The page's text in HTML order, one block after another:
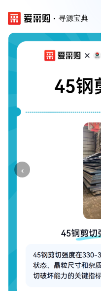
寻源宝典
‹